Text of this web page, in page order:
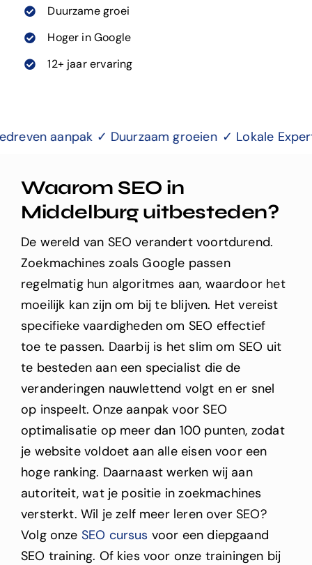
Duurzame groei
Hoger in Google
12+ jaar ervaring
groeien ✓ Lokale Expertise ✓ Betere
Waarom SEO in
Middelburg uitbesteden?
De wereld van SEO verandert voortdurend.
Zoekmachines zoals Google passen
regelmatig hun algoritmes aan, waardoor het
moeilijk kan zijn om bij te blijven. Het vereist
specifieke vaardigheden om SEO effectief
toe te passen. Daarbij is het slim om SEO uit
te besteden aan een specialist die de
veranderingen nauwlettend volgt en er snel
op inspeelt. Onze aanpak voor SEO
optimalisatie op meer dan 100 punten, zodat
je website voldoet aan alle eisen voor een
hoge ranking. Daarnaast werken wij aan
autoriteit, wat je positie in zoekmachines
versterkt. Wil je zelf meer leren over SEO?
Volg onze SEO cursus voor een diepgaand
SEO training. Of kies voor onze trainingen bij